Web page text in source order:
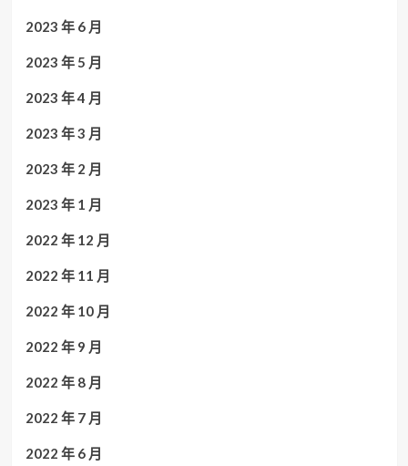
2023 年 6 月
2023 年 5 月
2023 年 4 月
2023 年 3 月
2023 年 2 月
2023 年 1 月
2022 年 12 月
2022 年 11 月
2022 年 10 月
2022 年 9 月
2022 年 8 月
2022 年 7 月
2022 年 6 月